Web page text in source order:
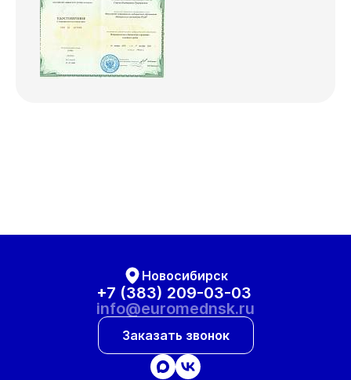
Новосибирск
+7 (383) 209-03-03
info@euromednsk.ru
Заказать звонок